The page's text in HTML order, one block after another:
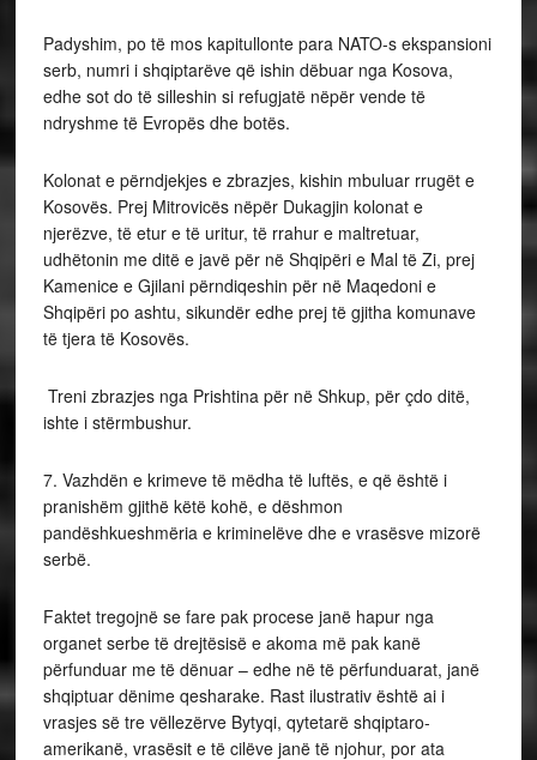
Padyshim, po të mos kapitullonte para NATO-s ekspansioni
serb, numri i shqiptarëve që ishin dëbuar nga Kosova,
edhe sot do të silleshin si refugjatë nëpër vende të
ndryshme të Evropës dhe botës.
Kolonat e përndjekjes e zbrazjes, kishin mbuluar rrugët e
Kosovës. Prej Mitrovicës nëpër Dukagjin kolonat e
njerëzve, të etur e të uritur, të rrahur e maltretuar,
udhëtonin me ditë e javë për në Shqipëri e Mal të Zi, prej
Kamenice e Gjilani përndiqeshin për në Maqedoni e
Shqipëri po ashtu, sikundër edhe prej të gjitha komunave
të tjera të Kosovës.
Treni zbrazjes nga Prishtina për në Shkup, për çdo ditë,
ishte i stërmbushur.
7. Vazhdën e krimeve të mëdha të luftës, e që është i
pranishëm gjithë këtë kohë, e dëshmon
pandëshkueshmëria e kriminelëve dhe e vrasësve mizorë
serbë.
Faktet tregojnë se fare pak procese janë hapur nga
organet serbe të drejtësisë e akoma më pak kanë
përfunduar me të dënuar – edhe në të përfunduarat, janë
shqiptuar dënime qesharake. Rast ilustrativ është ai i
vrasjes së tre vëllezërve Bytyqi, qytetarë shqiptaro-
amerikanë, vrasësit e të cilëve janë të njohur, por ata